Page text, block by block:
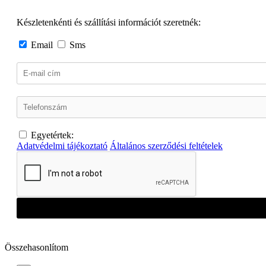
Készletenkénti és szállítási információt szeretnék:
Email Sms
Egyetértek:
Adatvédelmi tájékoztató Általános szerződési feltételek
Összehasonlítom